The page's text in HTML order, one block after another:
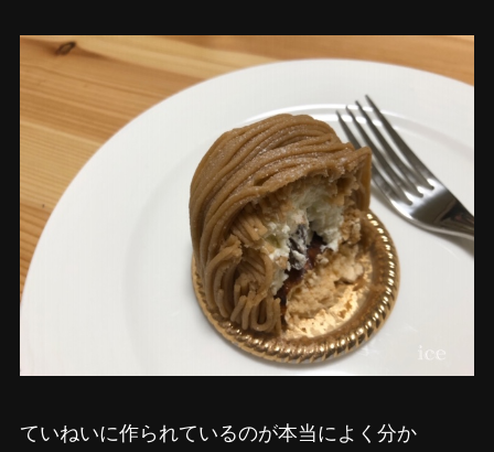
ていねいに作られているのが本当によく分か